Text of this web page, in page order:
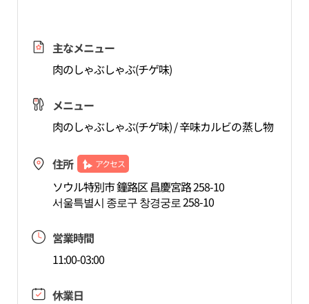
主なメニュー
肉のしゃぶしゃぶ(チゲ味)
メニュー
肉のしゃぶしゃぶ(チゲ味) / 辛味カルビの蒸し物
住所 アクセス
ソウル特別市 鐘路区 昌慶宮路 258-10
서울특별시 종로구 창경궁로 258-10
営業時間
11:00-03:00
休業日